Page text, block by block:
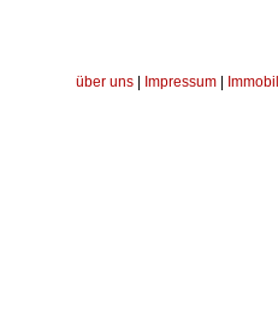
über uns Impressum